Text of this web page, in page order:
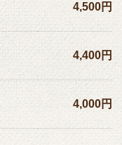
4,500円
4,400円
4,000円